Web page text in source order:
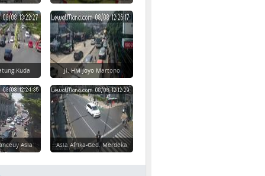
Kuda Jl. HM Joyo Martono
Asia
Asia Afrika-Ged. Merdeka